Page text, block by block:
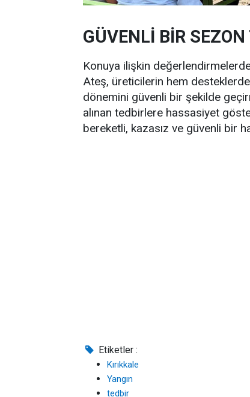
GÜVENLİ BİR
Konuya ilişkin
Ateş, üreticilerin hem
dönemini güvenli bir şekilde
alınan tedbirlere hassasiyet
bereketli, kazasız ve güvenli bir
Etiketler :
Kırıkkale
Yangın
tedbir